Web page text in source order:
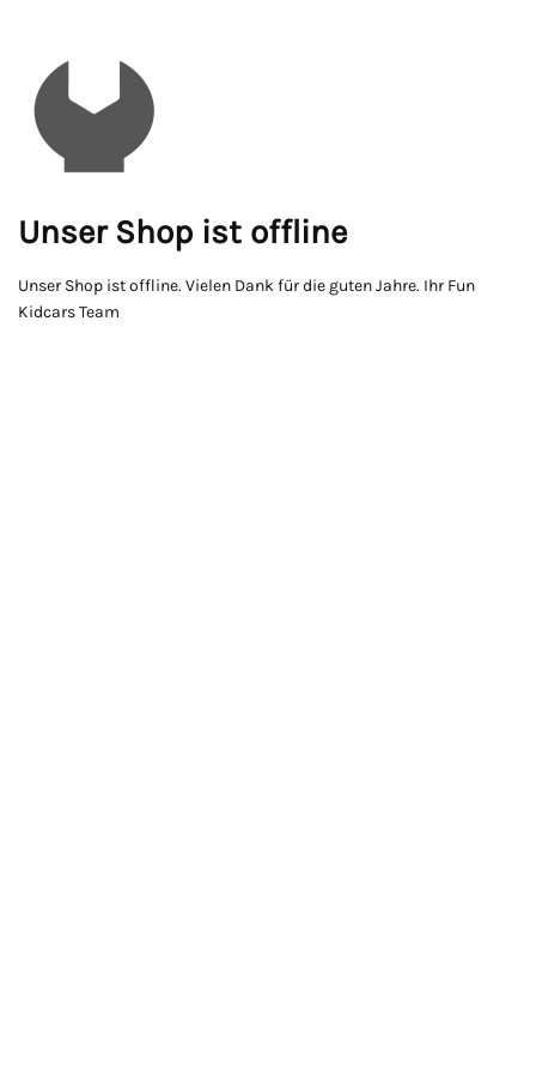
Unser Shop ist offline
Unser Shop ist offline. Vielen Dank für die guten Jahre. Ihr Fun
Kidcars Team